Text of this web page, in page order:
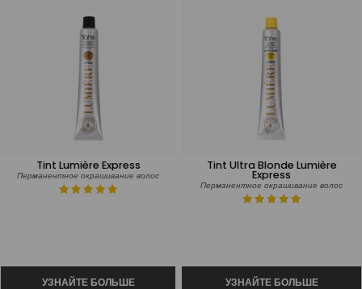
Tint Lumière Express
Перманентное окрашивание волос
Tint Ultra Blonde Lumière
Express
Перманентное окрашивание волос